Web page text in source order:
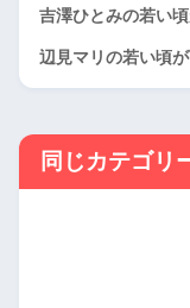
吉澤ひとみの若い
辺見マリの若い頃
同じカテゴリ